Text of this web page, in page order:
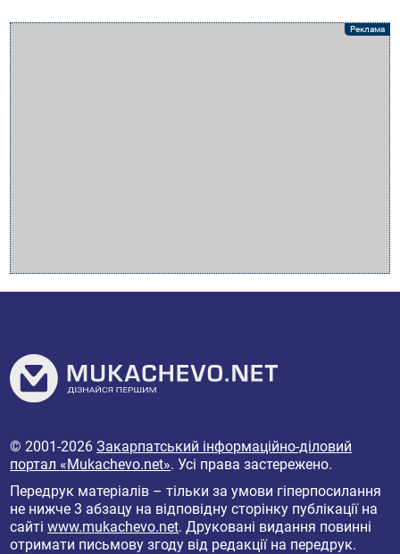
© 2001-2026Закарпатський інформаційно-діловий
портал «Mukachevo.net». Усі права застережено.
Передрук матеріалів – тільки за умови гіперпосилання
не нижче 3 абзацу на відповідну сторінку публікації на
сайтіwww.mukachevo.net. Друковані видання повинні
отримати письмову згоду від редакції на передрук.